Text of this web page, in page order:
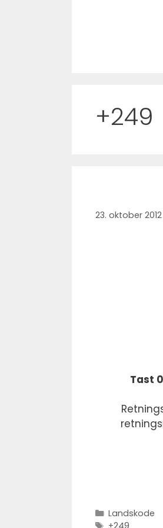
+249
23. oktober 2012
Tast
Kategorier
Landskode
Stikkord